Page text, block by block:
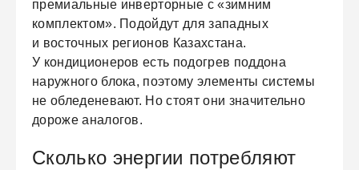
премиальные инверторные с «зимним
комплектом». Подойдут для западных
и восточных регионов Казахстана.
У кондиционеров есть подогрев поддона
наружного блока, поэтому элементы системы
не обледеневают. Но стоят они значительно
дороже аналогов.
Сколько энергии потребляют